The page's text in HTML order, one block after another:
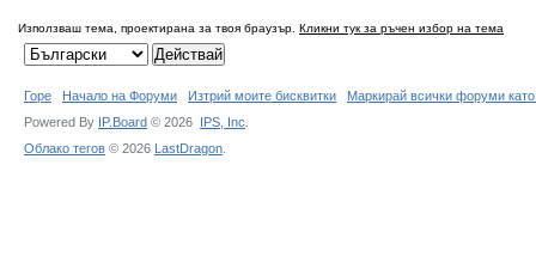
Използваш тема, проектирана за твоя браузър. Кликни тук за ръчен избор на тема
Горе Начало на Форуми Изтрий моите бисквитки
Маркирай всички форуми
Powered By IP.Board © 2026 IPS, Inc
Облако тегов © 2026 LastDragon